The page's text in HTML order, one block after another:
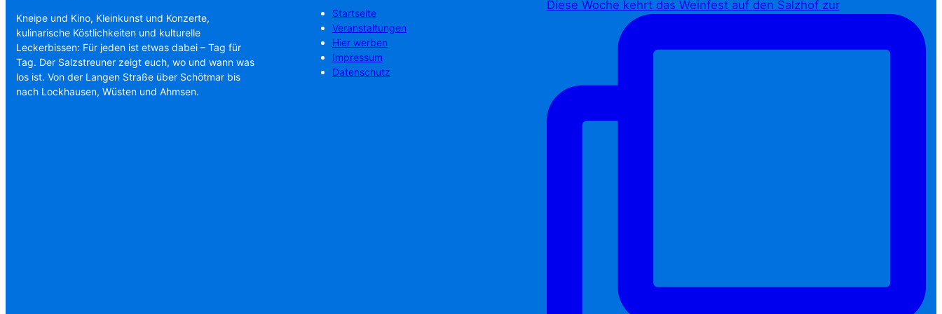
Kneipe und Kino, Kleinkunst und Konzerte,
kulinarische Köstlichkeiten und kulturelle
Leckerbissen: Für jeden ist etwas dabei – Tag für
Tag. Der Salzstreuner zeigt euch, wo und wann was
los ist. Von der Langen Straße über Schötmar bis
nach Lockhausen, Wüsten und Ahmsen.
Startseite
Veranstaltungen
Hier werben
Impressum
Datenschutz
Diese Woche kehrt das Weinfest auf den Salzhof zur